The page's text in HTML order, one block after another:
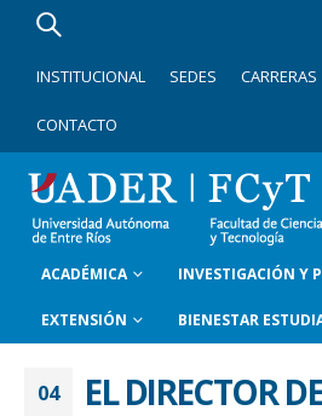
INSTITUCIONAL SEDES CARRERAS
CONTACTO
ACADÉMICA INVESTIGACIÓN Y
EXTENSIÓN BIENESTAR
04
EL DIRECTOR